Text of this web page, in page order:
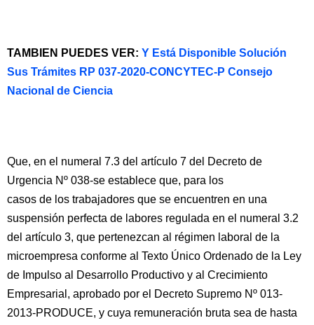
TAMBIEN PUEDES VER: Y Está Disponible Solución
Sus Trámites RP 037-2020-CONCYTEC-P Consejo
Nacional de Ciencia
Que, en el numeral 7.3 del artículo 7 del Decreto de
Urgencia Nº 038-se establece que, para los
casos de los trabajadores que se encuentren en una
suspensión perfecta de labores regulada en el numeral 3.2
del artículo 3, que pertenezcan al régimen laboral de la
microempresa conforme al Texto Único Ordenado de la Ley
de Impulso al Desarrollo Productivo y al Crecimiento
Empresarial, aprobado por el Decreto Supremo Nº 013-
2013-PRODUCE, y cuya remuneración bruta sea de hasta